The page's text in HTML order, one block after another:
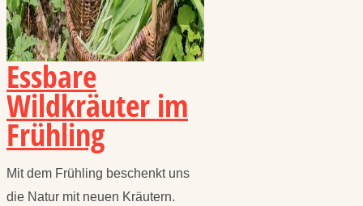
Essbare
Wildkräuter im
Frühling
Mit dem Frühling beschenkt uns
die Natur mit neuen Kräutern.